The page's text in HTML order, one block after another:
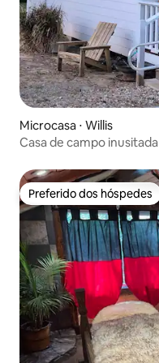
Microcasa ⋅ Willis
Casa de campo inusitada
Preferido dos hóspedes
Preferido dos hóspedes